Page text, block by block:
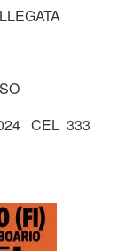
CEL 333